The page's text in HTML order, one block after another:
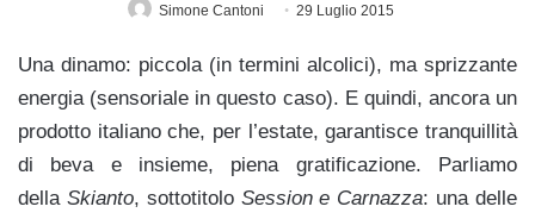
Simone Cantoni 29 Luglio 2015
Una dinamo: piccola (in termini alcolici), ma sprizzante
energia (sensoriale in questo caso). E quindi, ancora un
prodotto italiano che, per l’estate, garantisce tranquillità
di beva e insieme, piena gratificazione. Parliamo
della Skianto, sottotitoloSession e Carnazza: una delle